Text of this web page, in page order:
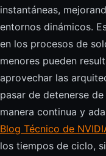
instantáneas,
entornos dinámicos.
en los procesos de
menores pueden
aprovechar las
pasar de detenerse
manera continua y
Blog Técnico de
los tiempos de ciclo,